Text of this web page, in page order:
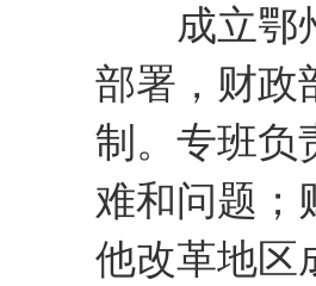
成立鄂州
部署，财政
制。专班负
难和问题；
他改革地区